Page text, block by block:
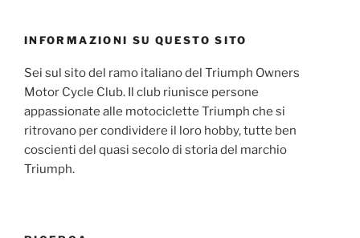
INFORMAZIONI SU QUESTO SITO
Sei sul sito del ramo italiano del Triumph Owners
Motor Cycle Club. Il club riunisce persone
appassionate alle motociclette Triumph che si
ritrovano per condividere il loro hobby, tutte ben
coscienti del quasi secolo di storia del marchio
Triumph.